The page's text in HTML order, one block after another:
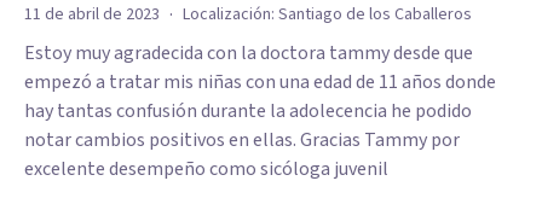
11 de abril de 2023 · Localización: Santiago de los Caballeros
Estoy muy agradecida con la doctora tammy desde que
empezó a tratar mis niñas con una edad de 11 años donde
hay tantas confusión durante la adolecencia he podido
notar cambios positivos en ellas. Gracias Tammy por
excelente desempeño como sicóloga juvenil